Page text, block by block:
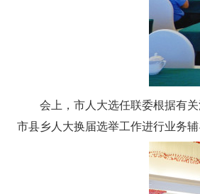
会上，市人大选任联委根据有
市县乡人大换届选举工作进行业务辅